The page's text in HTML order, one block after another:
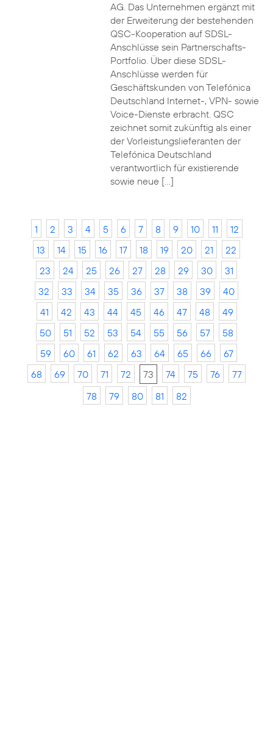
AG. Das Unternehmen ergänzt mit
der Erweiterung der bestehenden
QSC-Kooperation auf SDSL-
Anschlüsse sein Partnerschafts-
Portfolio. Über diese SDSL-
Anschlüsse werden für
Geschäftskunden von Telefónica
Deutschland Internet-, VPN- sowie
Voice-Dienste erbracht. QSC
zeichnet somit zukünftig als einer
der Vorleistungslieferanten der
Telefónica Deutschland
verantwortlich für existierende
sowie neue […]
1 2 3 4 5 6 7 8 9 10 11
12
13
14 15 16 17 18 19 20 21
22
23
24 25 26 27 28 29 30
31
32
33 34 35 36 37 38 39
40
41
42 43 44 45 46 47 48
49
50
51 52 53 54 55 56 57
58
59
60 61 62 63 64 65 66
67
68
69 70 71 72 73 74 75 76
77
78
79 80 81 82